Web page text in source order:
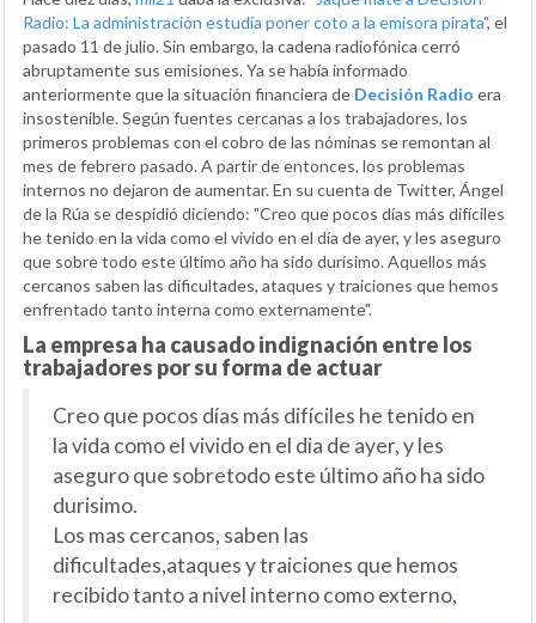
Radio: La administración estudia poner coto a la emisora pirata", el
pasado 11 de julio. Sin embargo, la cadena radiofónica cerró
abruptamente sus emisiones. Ya se había informado
anteriormente que la situación financiera de Decisión Radio era
insostenible. Según fuentes cercanas a los trabajadores, los
primeros problemas con el cobro de las nóminas se remontan al
mes de febrero pasado. A partir de entonces, los problemas
internos no dejaron de aumentar. En su cuenta de Twitter, Ángel
de la Rúa se despidió diciendo: "Creo que pocos días más difíciles
he tenido en la vida como el vivido en el día de ayer, y les aseguro
que sobre todo este último año ha sido durísimo. Aquellos más
cercanos saben las dificultades, ataques y traiciones que hemos
enfrentado tanto interna como externamente".
La empresa ha causado indignación entre los
trabajadores por su forma de actuar
Creo que pocos días más difíciles he tenido en
la vida como el vivido en el dia de ayer, y les
aseguro que sobretodo este último año ha sido
durisimo.
Los mas cercanos, saben las
dificultades,ataques y traiciones que hemos
recibido tanto a nivel interno como externo,